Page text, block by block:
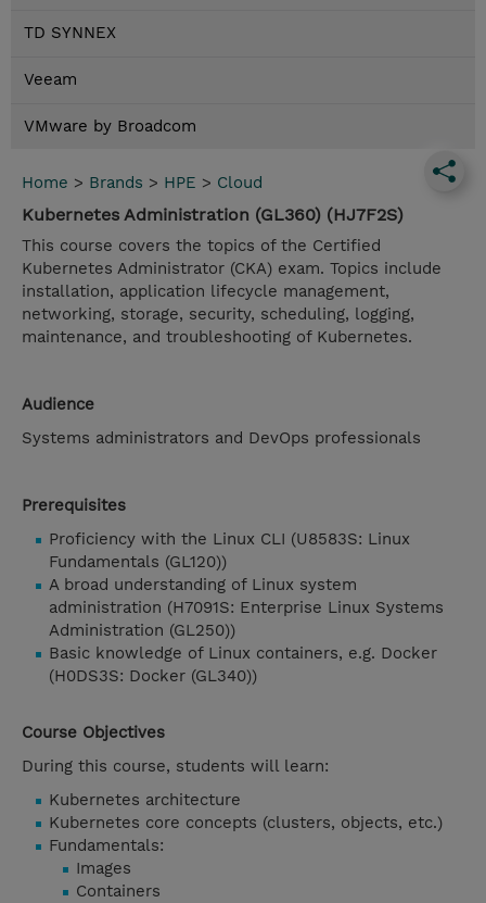
TD SYNNEX
Veeam
VMware by Broadcom
Home > Brands > HPE > Cloud
Kubernetes Administration (GL360) (HJ7F2S)
This course covers the topics of the Certified
Kubernetes Administrator (CKA) exam. Topics include
installation, application lifecycle management,
networking, storage, security, scheduling, logging,
maintenance, and troubleshooting of Kubernetes.
Audience
Systems administrators and DevOps professionals
Prerequisites
Proficiency with the Linux CLI (U8583S: Linux
Fundamentals (GL120))
A broad understanding of Linux system
administration (H7091S: Enterprise Linux Systems
Administration (GL250))
Basic knowledge of Linux containers, e.g. Docker
(H0DS3S: Docker (GL340))
Course Objectives
During this course, students will learn:
Kubernetes architecture
Kubernetes core concepts (clusters, objects, etc.)
Fundamentals:
Images
Containers